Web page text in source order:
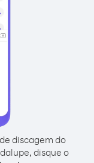
discagem do
disque o